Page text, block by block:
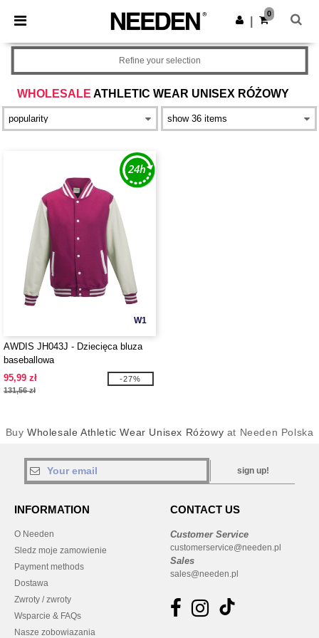
× Aplikacja Needen
Lepsze ceny w aplikacji!
Pobierz app
0
WHOLESALE ATHLETIC WEAR UNISEX RÓŻOWY
Refine your selection
W1
AWDIS JH043J - Dziecięca bluza
baseballowa
95,99 zł
131,56 zł
-27%
Buy Wholesale Athletic Wear Unisex Różowy at Needen Polska
sign up!
INFORMATION
O Needen
Sledz moje zamowienie
Payment methods
Dostawa
Zwroty / zwroty
Wsparcie & FAQs
Nasze zobowiazania
CONTACT US
Customer Service
customerservice@needen.pl
Sales
sales@needen.pl